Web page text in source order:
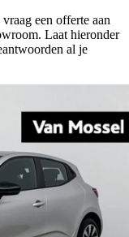
een offerte aan
Laat hieronder
al je